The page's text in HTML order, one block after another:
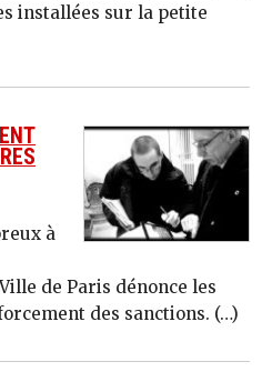
installées sur la petite
à
de Paris dénonce les
des sanctions. (…)